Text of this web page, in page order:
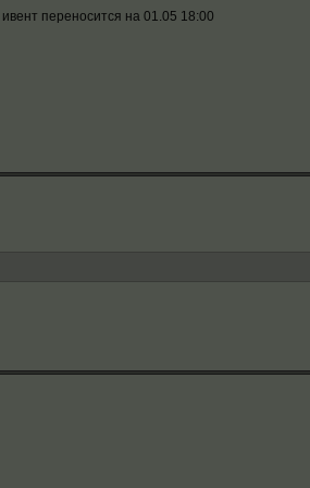
переносится на 01.05 18:00